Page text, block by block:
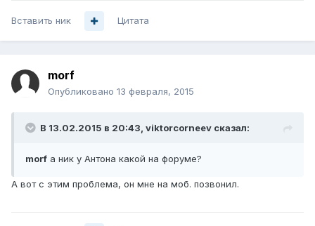
Вставить ник Цитата
morf
Опубликовано 13 февраля, 2015
В 13.02.2015 в 20:43, viktorcorneev сказал:
morf а ник у Антона какой на форуме?
А вот с этим проблема, он мне на моб. позвонил.